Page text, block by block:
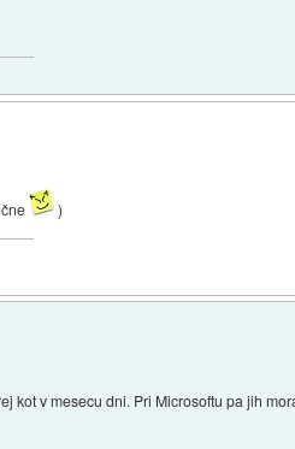
)
v mesecu dni. Pri Microsoftu pa jih